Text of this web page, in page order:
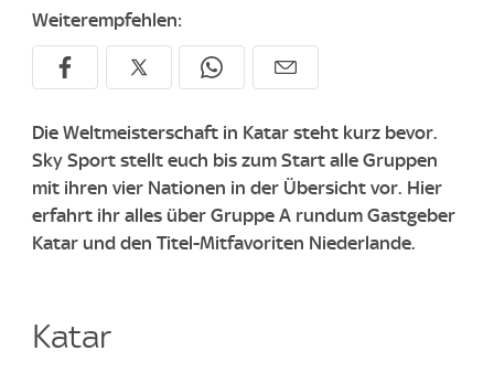
Weiterempfehlen:
Die Weltmeisterschaft in Katar steht kurz bevor.
Sky Sport stellt euch bis zum Start alle Gruppen
mit ihren vier Nationen in der Übersicht vor. Hier
erfahrt ihr alles über Gruppe A rundum Gastgeber
Katar und den Titel-Mitfavoriten Niederlande.
Katar